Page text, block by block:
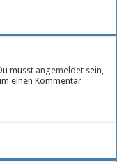
musst angemeldet sein,
einen Kommentar